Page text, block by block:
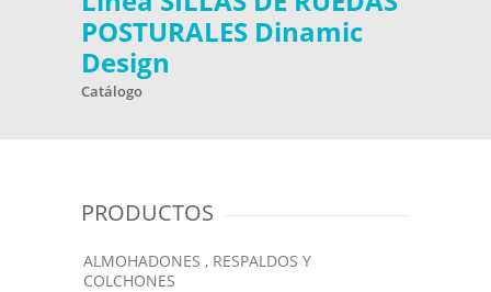
POSTURALES Dinamic
Design
Catálogo
PRODUCTOS
ALMOHADONES , RESPALDOS Y
COLCHONES